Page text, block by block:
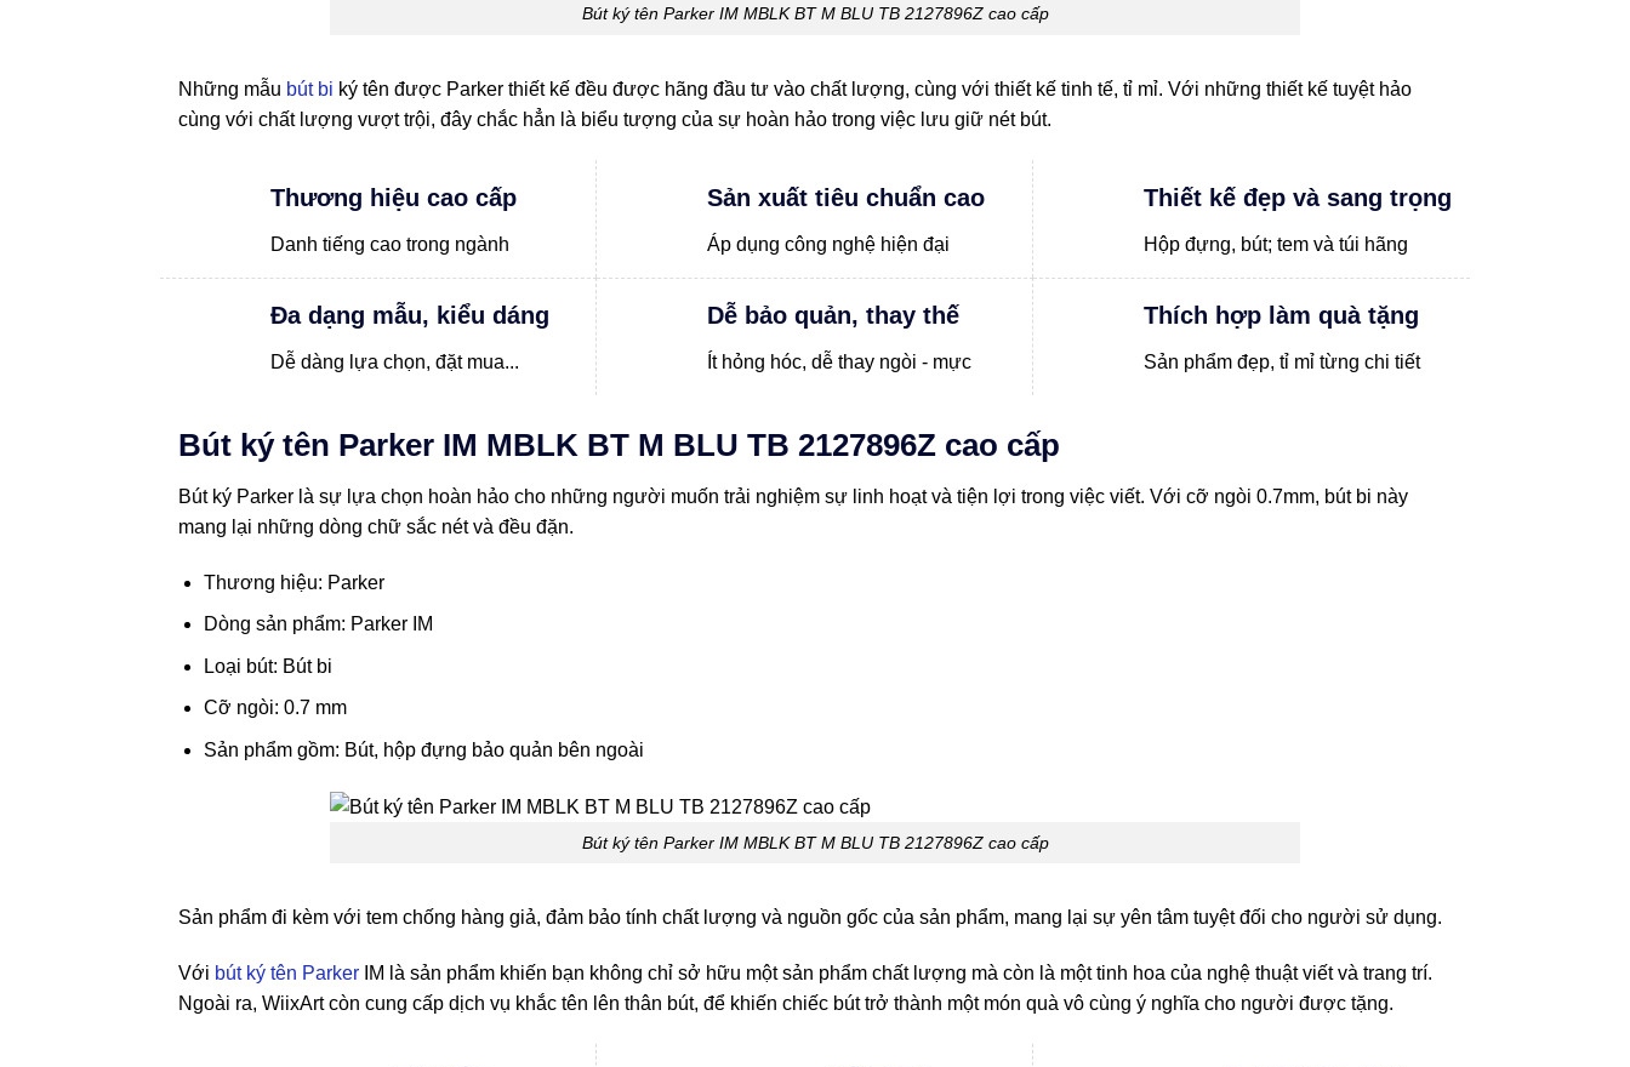
Bút ký tên Parker IM MBLK BT M BLU TB 2127896Z cao cấp
Những mẫu bút bi ký tên được Parker thiết kế đều được hãng đầu tư vào chất lượng, cùng với thiết kế tinh tế, tỉ mỉ. Với những thiết kế tuyệt hảo
cùng với chất lượng vượt trội, đây chắc hẳn là biểu tượng của sự hoàn hảo trong việc lưu giữ nét bút.
Thương hiệu cao cấp
Danh tiếng cao trong ngành
Sản xuất tiêu chuẩn cao
Áp dụng công nghệ hiện đại
Thiết kế đẹp và sang trọng
Hộp đựng, bút; tem và túi hãng
Đa dạng mẫu, kiểu dáng
Dễ dàng lựa chọn, đặt mua...
Dễ bảo quản, thay thế
Ít hỏng hóc, dễ thay ngòi - mực
Thích hợp làm quà tặng
Sản phẩm đẹp, tỉ mỉ từng chi tiết
Bút ký tên Parker IM MBLK BT M BLU TB 2127896Z cao cấp
Bút ký Parker là sự lựa chọn hoàn hảo cho những người muốn trải nghiệm sự linh hoạt và tiện lợi trong việc viết. Với cỡ ngòi 0.7mm, bút bi này
mang lại những dòng chữ sắc nét và đều đặn.
Thương hiệu: Parker
Dòng sản phẩm: Parker IM
Loại bút: Bút bi
Cỡ ngòi: 0.7 mm
Sản phẩm gồm: Bút, hộp đựng bảo quản bên ngoài
Bút ký tên Parker IM MBLK BT M BLU TB 2127896Z cao cấp
Sản phẩm đi kèm với tem chống hàng giả, đảm bảo tính chất lượng và nguồn gốc của sản phẩm, mang lại sự yên tâm tuyệt đối cho người sử dụng.
Với bút ký tên Parker IM là sản phẩm khiến bạn không chỉ sở hữu một sản phẩm chất lượng mà còn là một tinh hoa của nghệ thuật viết và trang trí.
Ngoài ra, WiixArt còn cung cấp dịch vụ khắc tên lên thân bút, để khiến chiếc bút trở thành một món quà vô cùng ý nghĩa cho người được tặng.